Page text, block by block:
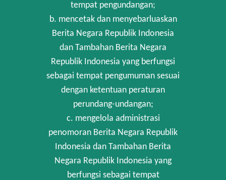
tempat pengundangan;
b. mencetak dan menyebarluaskan
Berita Negara Republik Indonesia
dan Tambahan Berita Negara
Republik Indonesia yang berfungsi
sebagai tempat pengumuman sesuai
dengan ketentuan peraturan
perundang-undangan;
c. mengelola administrasi
penomoran Berita Negara Republik
Indonesia dan Tambahan Berita
Negara Republik Indonesia yang
berfungsi sebagai tempat